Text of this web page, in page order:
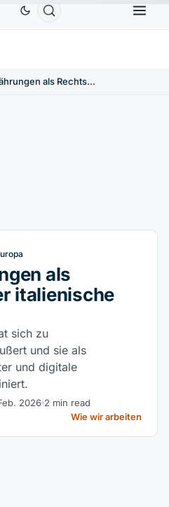
Tether USDT0,9991 $ BNBBNB
Kryptowährungen als Rechtsgut: der italienische Rahmen
als
italienische
sich zu
und sie als
und digitale
2026 2 min read
Wie wir arbeiten